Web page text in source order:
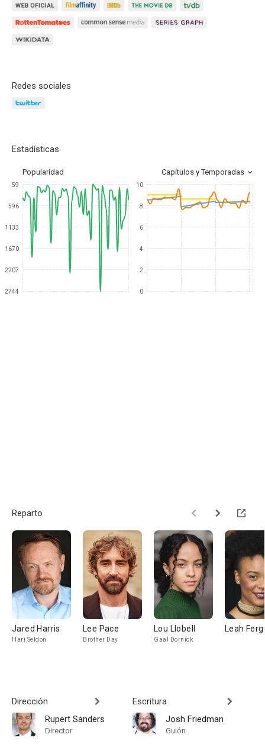
Redes sociales
Estadísticas
Popularidad Capítulos y Temporadas
59
596
1133
1670
2207
2744
10
8
6
4
2
0
Reparto
Jared Harris
Hari Seldon
Lee Pace
Brother Day
Lou Llobell
Gaal Dornick
Leah
Dirección
Rupert Sanders
Director
Escritura
Josh Friedman
Guión